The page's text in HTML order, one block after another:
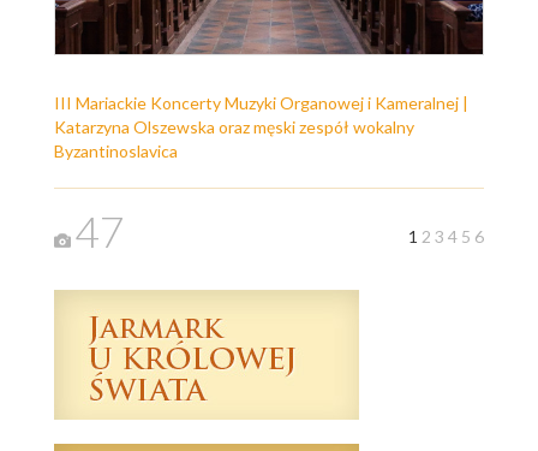
III Mariackie Koncerty Muzyki Organowej i Kameralnej |
Katarzyna Olszewska oraz męski zespół wokalny
Byzantinoslavica
47 1 2 3 4 5 6